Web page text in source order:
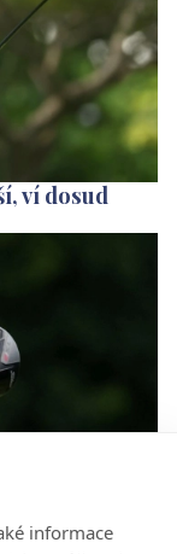
informace
ví dosud